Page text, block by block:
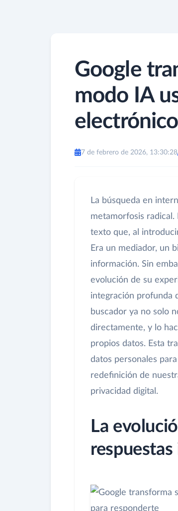
Google
modo IA
7 de febrero de 2026, 13:30:28
La búsqueda en
metamorfosis radical.
texto que, al
Era un mediador, un
información. Sin
evolución de su
integración profunda
buscador ya no solo
directamente, y lo
propios datos. Esta
datos personales
redefinición de
privacidad digital.
La